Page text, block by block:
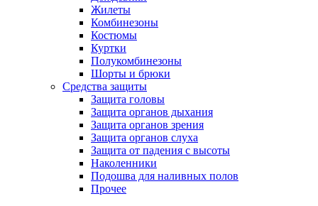
Жилеты
Комбинезоны
Костюмы
Куртки
Полукомбинезоны
Шорты и брюки
Средства защиты
Защита головы
Защита органов дыхания
Защита органов зрения
Защита органов слуха
Защита от падения с высоты
Наколенники
Подошва для наливных полов
Прочее